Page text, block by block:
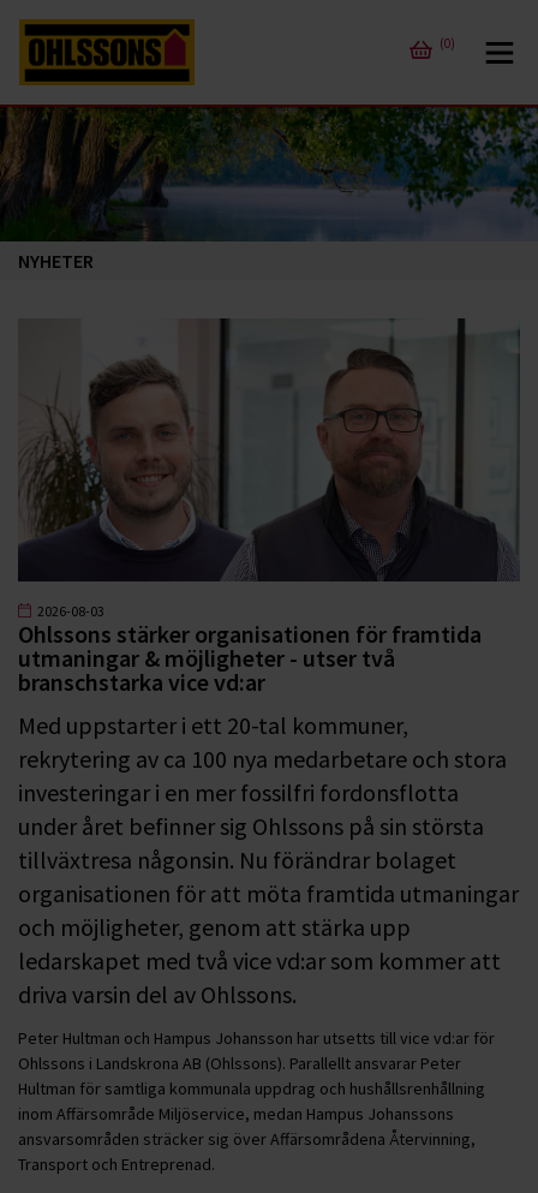
(0)
NYHETER
2026-08-03
Ohlssons stärker organisationen för framtida
utmaningar & möjligheter - utser två
branschstarka vice vd:ar
Med uppstarter i ett 20-tal kommuner,
rekrytering av ca 100 nya medarbetare och stora
investeringar i en mer fossilfri fordonsflotta
under året befinner sig Ohlssons på sin största
tillväxtresa någonsin. Nu förändrar bolaget
organisationen för att möta framtida utmaningar
och möjligheter, genom att stärka upp
ledarskapet med två vice vd:ar som kommer att
driva varsin del av Ohlssons.
Peter Hultman och Hampus Johansson har utsetts till vice vd:ar för
Ohlssons i Landskrona AB (Ohlssons). Parallellt ansvarar Peter
Hultman för samtliga kommunala uppdrag och hushållsrenhållning
inom Affärsområde Miljöservice, medan Hampus Johanssons
ansvarsområden sträcker sig över Affärsområdena Återvinning,
Transport och Entreprenad.